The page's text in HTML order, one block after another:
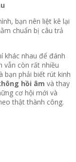
bạn nên liệt kê lại
chuẩn bị câu trả
khác nhau để đánh
vẫn còn rất nhiều
bạn phải biết rút kinh
hồi âm và thay
cơ hội mới và
thật thành công.